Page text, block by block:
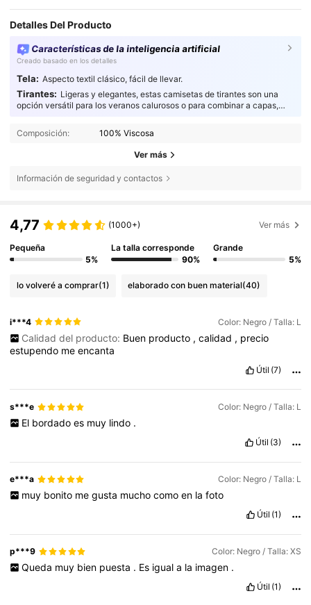
Detalles Del Producto
Características de la inteligencia artificial
Creado basado en los detalles
Tela: Aspecto textil clásico, fácil de llevar.
Tirantes: Ligeras y elegantes, estas camisetas de tirantes son una
opción versátil para los veranos calurosos o para combinar a capas,
Composición: 100% Viscosa
Ver más
Información de seguridad y contactos
4,77 (1000+) Ver más
Pequeña
5%
La talla corresponde
90%
Grande
5%
lo volveré a comprar(1) elaborado con buen material(40)
i***4 Color: Negro / Talla: L
Calidad del producto: Buen producto , calidad , precio
estupendo meencanta
Útil (7)
s***e Color: Negro / Talla: L
El bordado es muy lindo .
Útil (3)
e***a Color: Negro / Talla: L
muy bonito me gusta mucho como en la foto
Útil (1)
p***9 Color: Negro / Talla: XS
Queda muy bien puesta . Es igual a la imagen .
Útil (1)